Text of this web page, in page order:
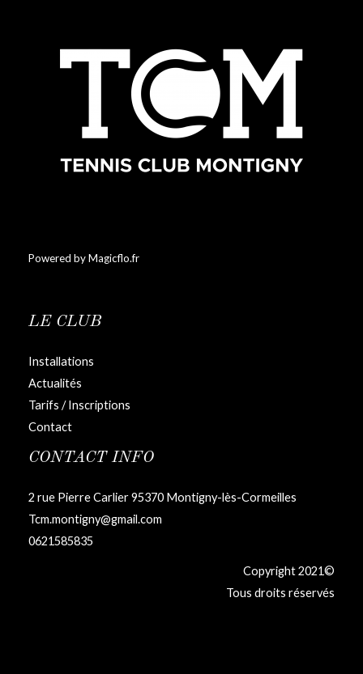
Powered by Magicflo.fr
LE CLUB
Installations
Actualités
Tarifs / Inscriptions
Contact
CONTACT INFO
2 rue Pierre Carlier 95370 Montigny-lès-Cormeilles
Tcm.montigny@gmail.com
0621585835
Copyright 2021©
Tous droits réservés